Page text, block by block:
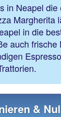
in Neapel
Margherita
in die
auch
&